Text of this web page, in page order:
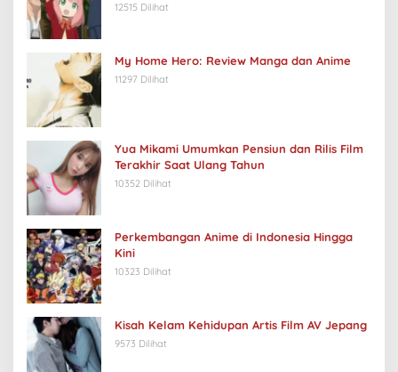
12515 Dilihat
My Home Hero: Review Manga dan Anime
11297 Dilihat
Yua Mikami Umumkan Pensiun dan Rilis Film
Terakhir Saat Ulang Tahun
10352 Dilihat
Perkembangan Anime di Indonesia Hingga
Kini
10323 Dilihat
Kisah Kelam Kehidupan Artis Film AV Jepang
9573 Dilihat